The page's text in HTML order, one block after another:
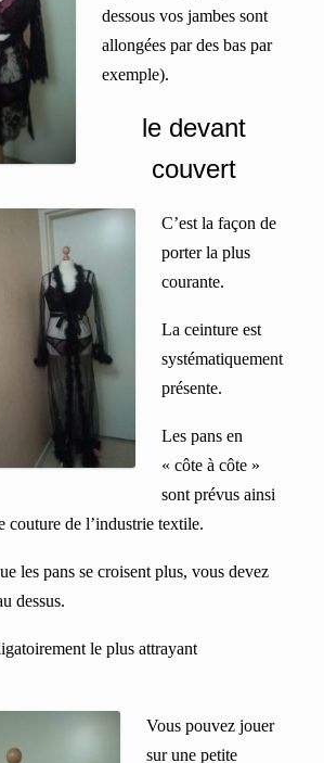
dessous vos jambes sont
allongées par des bas par
exemple).
le devant
couvert
C’est la façon de
porter la plus
courante.
La ceinture est
systématiquement
présente.
Les pans en
« côte à côte »
sont prévus ainsi
couture de l’industrie textile.
les pans se croisent plus, vous devez
dessus.
le plus attrayant
Vous pouvez jouer
sur une petite